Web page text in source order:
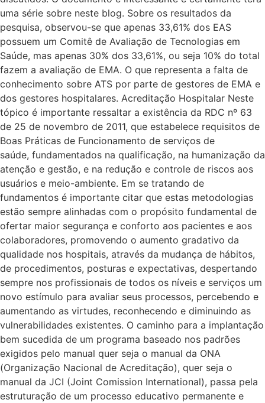
uma série sobre neste blog. Sobre os resultados da
pesquisa, observou-se que apenas 33,61% dos EAS
possuem um Comitê de Avaliação de Tecnologias em
Saúde, mas apenas 30% dos 33,61%, ou seja 10% do total
fazem a avaliação de EMA. O que representa a falta de
conhecimento sobre ATS por parte de gestores de EMA e
dos gestores hospitalares. Acreditação Hospitalar Neste
tópico é importante ressaltar a existência da RDC nº 63
de 25 de novembro de 2011, que estabelece requisitos de
Boas Práticas de Funcionamento de serviços de
saúde, fundamentados na qualificação, na humanização da
atenção e gestão, e na redução e controle de riscos aos
usuários e meio-ambiente. Em se tratando de
fundamentos é importante citar que estas metodologias
estão sempre alinhadas com o propósito fundamental de
ofertar maior segurança e conforto aos pacientes e aos
colaboradores, promovendo o aumento gradativo da
qualidade nos hospitais, através da mudança de hábitos,
de procedimentos, posturas e expectativas, despertando
sempre nos profissionais de todos os níveis e serviços um
novo estímulo para avaliar seus processos, percebendo e
aumentando as virtudes, reconhecendo e diminuindo as
vulnerabilidades existentes. O caminho para a implantação
bem sucedida de um programa baseado nos padrões
exigidos pelo manual quer seja o manual da ONA
(Organização Nacional de Acreditação), quer seja o
manual da JCI (Joint Comission International), passa pela
estruturação de um processo educativo permanente e